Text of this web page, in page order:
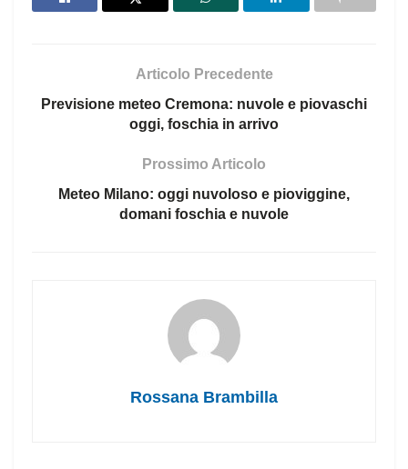
Articolo Precedente
Previsione meteo Cremona: nuvole e piovaschi
oggi, foschia in arrivo
Prossimo Articolo
Meteo Milano: oggi nuvoloso e pioviggine,
domani foschia e nuvole
Rossana Brambilla